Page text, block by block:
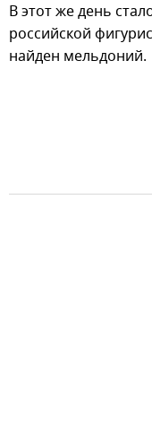
В этот же день
российской
найден мельдоний.